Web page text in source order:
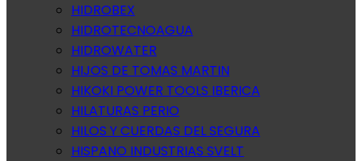
HIDROBEX
HIDROTECNOAGUA
HIDROWATER
HIJOS DE TOMAS MARTIN
HIKOKI POWER TOOLS IBERICA
HILATURAS PERIO
HILOS Y CUERDAS DEL SEGURA
HISPANO INDUSTRIAS SVELT